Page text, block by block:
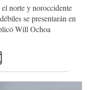
norte y noroccidente
se presentarán en
Will Ochoa